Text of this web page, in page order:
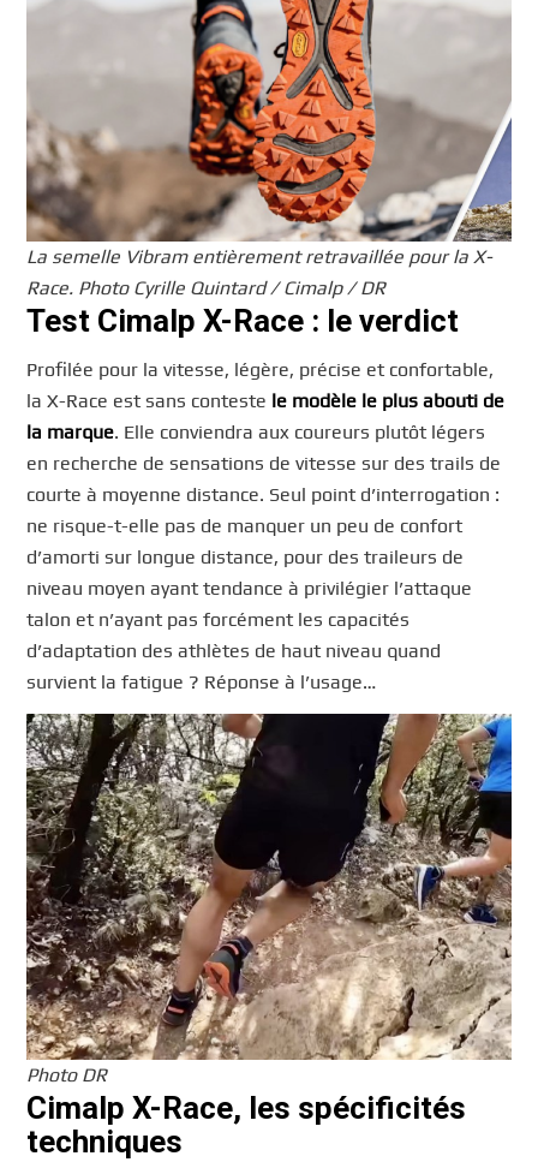
La semelle Vibram entièrement retravaillée pour la X-
Race. Photo Cyrille Quintard / Cimalp / DR
Test Cimalp X-Race : le verdict
Profilée pour la vitesse, légère, précise et confortable,
la X-Race est sans conteste le modèle le plus abouti de
la marque. Elle conviendra aux coureurs plutôt légers
en recherche de sensations de vitesse sur des trails de
courte à moyenne distance. Seul point d’interrogation :
ne risque-t-elle pas de manquer un peu de confort
d’amorti sur longue distance, pour des traileurs de
niveau moyen ayant tendance à privilégier l’attaque
talon et n’ayant pas forcément les capacités
d’adaptation des athlètes de haut niveau quand
survient la fatigue ? Réponse à l’usage…
Photo DR
Cimalp X-Race, les spécificités
techniques